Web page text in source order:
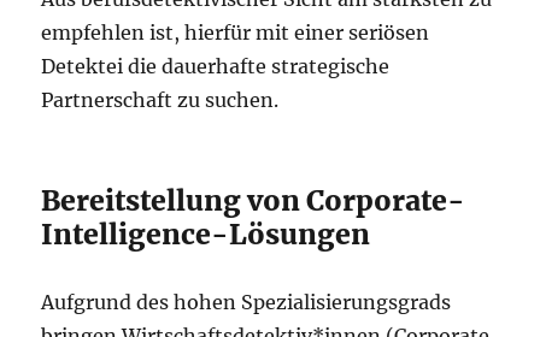
empfehlen ist, hierfür mit einer seriösen
Detektei die dauerhafte strategische
Partnerschaft zu suchen.
Bereitstellung von Corporate-
Intelligence-Lösungen
Aufgrund des hohen Spezialisierungsgrads